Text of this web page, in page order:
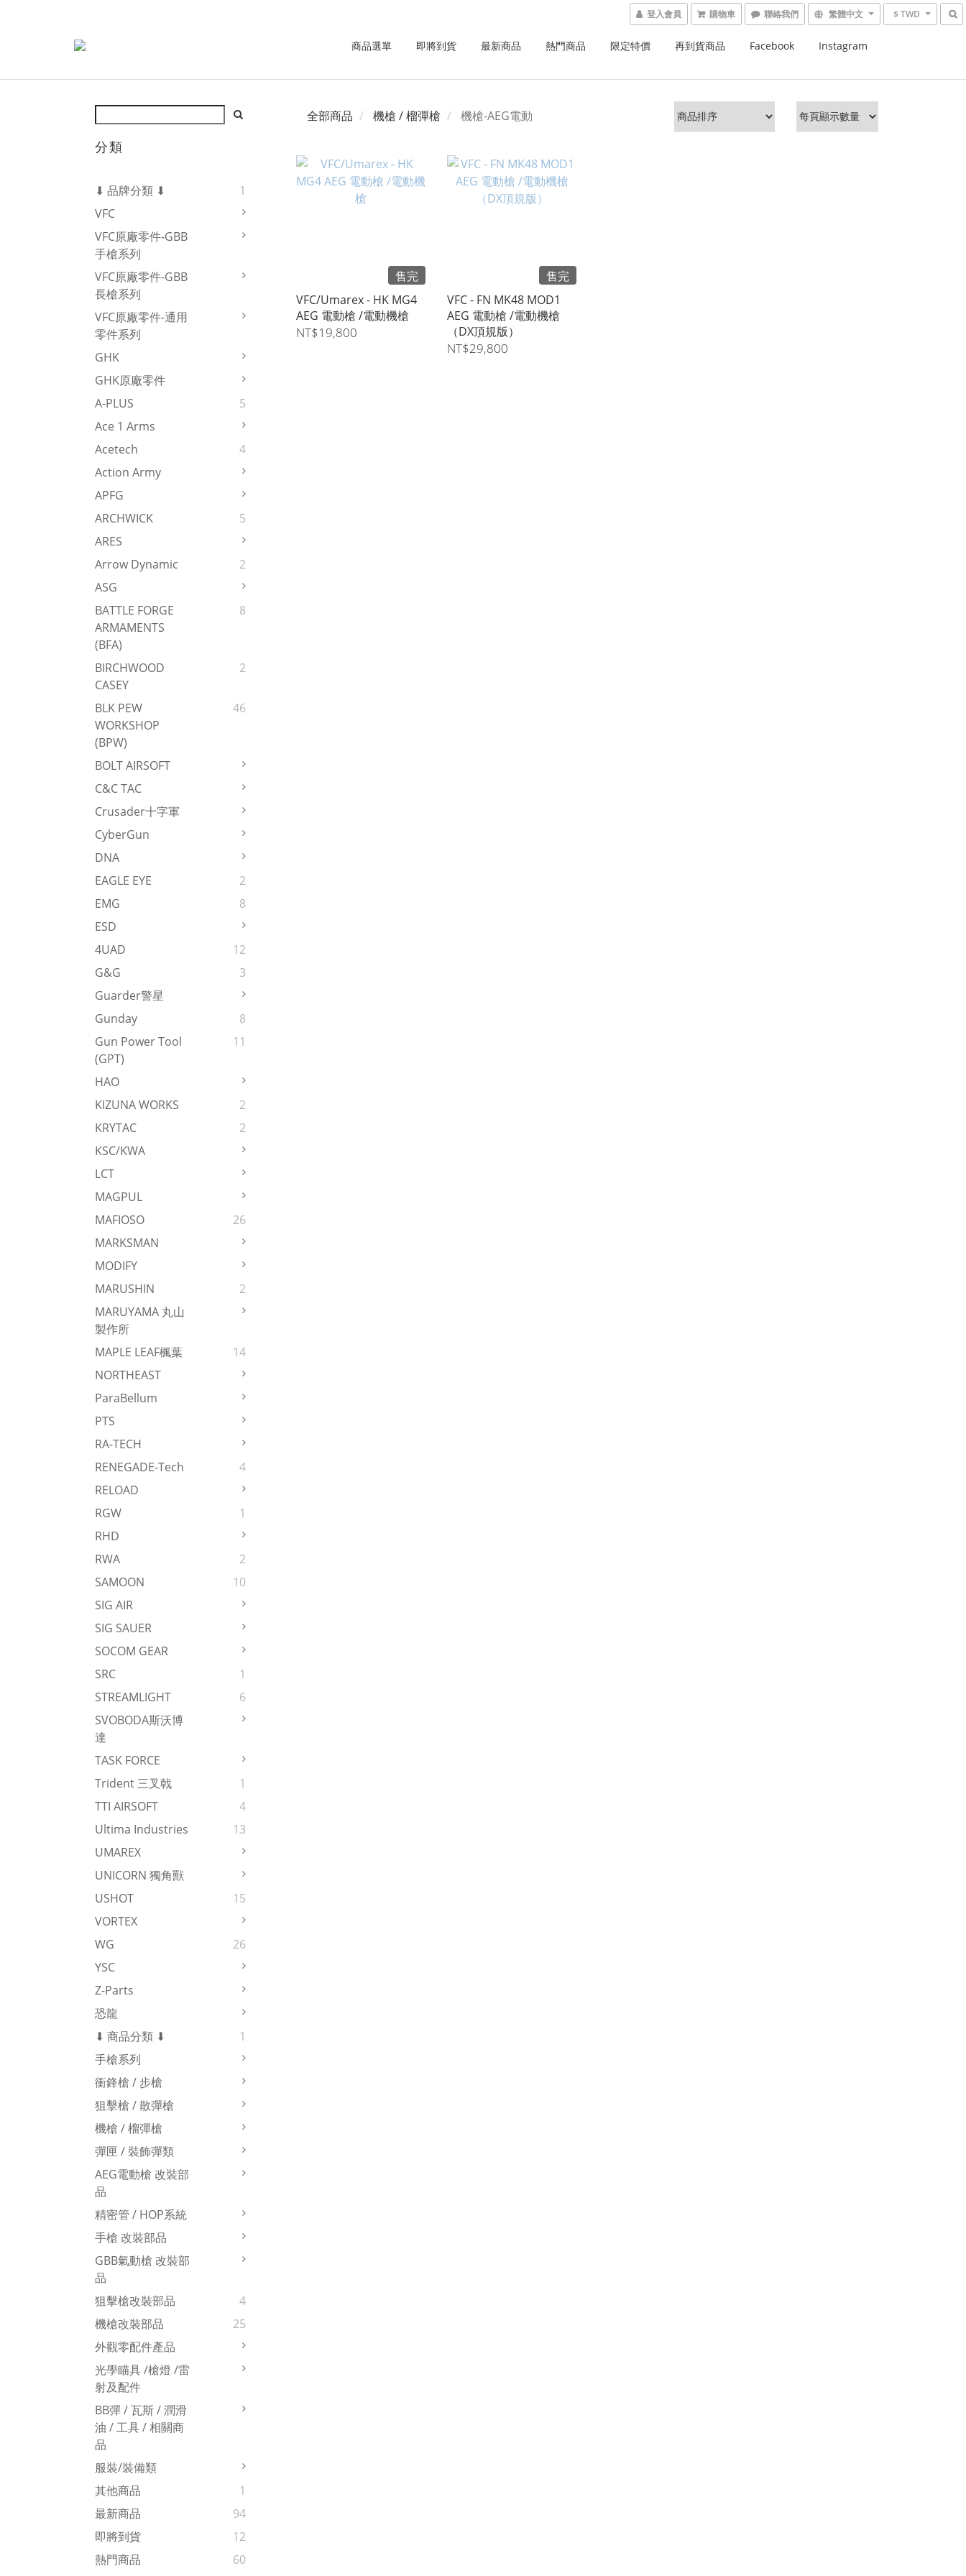
登入會員 購物車 繁體中文 $ TWD
商品選單 即將到貨 最新商品 熱門商品 限定特價 再到貨商品 Facebook Instagram
分類
⬇ 品牌分類 ⬇
1
VFC
VFC原廠零件-GBB
手槍系列
VFC原廠零件-GBB
長槍系列
VFC原廠零件-通用
零件系列
GHK
GHK原廠零件
A-PLUS
5
Ace 1 Arms
Acetech
4
Action Army
APFG
ARCHWICK
5
ARES
Arrow Dynamic
2
ASG
BATTLE FORGE
ARMAMENTS
(BFA)
8
BIRCHWOOD
CASEY
2
BLK PEW
WORKSHOP
(BPW)
46
BOLT AIRSOFT
C&C TAC
Crusader十字軍
CyberGun
DNA
EAGLE EYE
2
EMG
8
ESD
4UAD
12
G&G
3
Guarder警星
Gunday
8
Gun Power Tool
(GPT)
11
HAO
KIZUNA WORKS
2
KRYTAC
2
KSC/KWA
LCT
MAGPUL
MAFIOSO
26
MARKSMAN
MODIFY
MARUSHIN
2
MARUYAMA 丸山
製作所
MAPLE LEAF楓葉
14
NORTHEAST
ParaBellum
PTS
RA-TECH
RENEGADE-Tech
4
RELOAD
RGW
1
RHD
RWA
2
SAMOON
10
SIG AIR
SIG SAUER
SOCOM GEAR
SRC
1
STREAMLIGHT
6
SVOBODA斯沃博
達
TASK FORCE
Trident 三叉戟
1
TTI AIRSOFT
4
Ultima Industries
13
UMAREX
UNICORN 獨角獸
USHOT
15
VORTEX
WG
26
YSC
Z-Parts
恐龍
⬇ 商品分類 ⬇
1
手槍系列
衝鋒槍 / 步槍
狙擊槍 / 散彈槍
機槍 / 榴彈槍
彈匣 / 裝飾彈類
AEG電動槍 改裝部
品
精密管 / HOP系統
手槍 改裝部品
GBB氣動槍 改裝部
品
狙擊槍改裝部品
4
機槍改裝部品
25
外觀零配件產品
光學瞄具 /槍燈 /雷
射及配件
BB彈 / 瓦斯 / 潤滑
油 / 工具 / 相關商
品
服裝/裝備類
其他商品
1
最新商品
94
即將到貨
12
熱門商品
60
全部商品 機槍 / 榴彈槍 機槍-AEG電動
售完
VFC/Umarex - HK MG4
AEG 電動槍 /電動機槍
NT$19,800
售完
VFC - FN MK48 MOD1
AEG 電動槍 /電動機槍
（DX頂規版）
NT$29,800